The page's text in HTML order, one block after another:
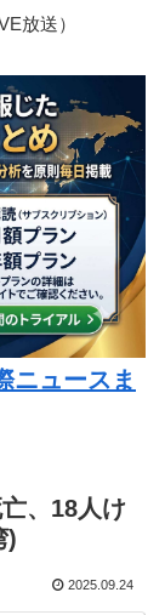
放送）
ニュースま
、18人け
)
2025.09.24